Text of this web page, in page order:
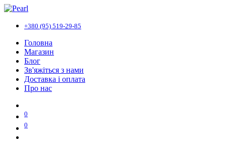
+380 (95) 519-29-85
Головна
Магазин
Блог
Зв'яжіться з нами
Доставка і оплата
Про нас
0
0